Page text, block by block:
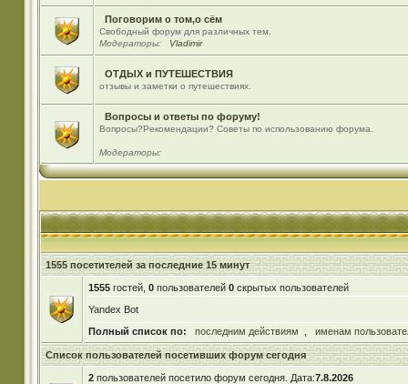
Поговорим о том,о сём
Свободный форум для различных тем.
Модераторы:
Vladimir
ОТДЫХ и ПУТЕШЕСТВИЯ
отзывы и заметки о путешествиях.
Вопросы и ответы по форуму!
Вопросы?Рекомендации? Советы по использованию форума.
Модераторы:
1555 посетителей за последние 15 минут
1555гостей, 0пользователей 0скрытых пользователей
Yandex Bot
Полный список по:
последним действиям именам
Список пользователей посетивших форум сегодня
2пользователей посетило форум сегодня. Дата:7.8.2026